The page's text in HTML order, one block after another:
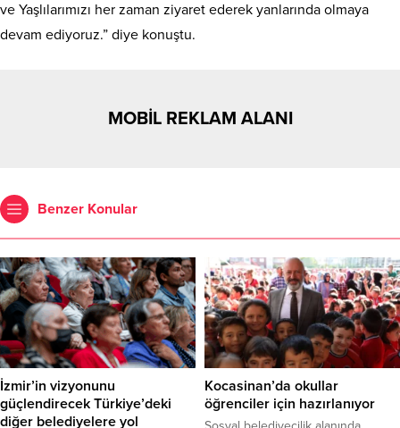
ve Yaşlılarımızı her zaman ziyaret ederek yanlarında olmaya
devam ediyoruz.” diye konuştu.
MOBİL REKLAM ALANI
Benzer Konular
İzmir’in vizyonunu
güçlendirecek Türkiye’deki
diğer belediyelere yol
Kocasinan’da okullar
öğrenciler için hazırlanıyor